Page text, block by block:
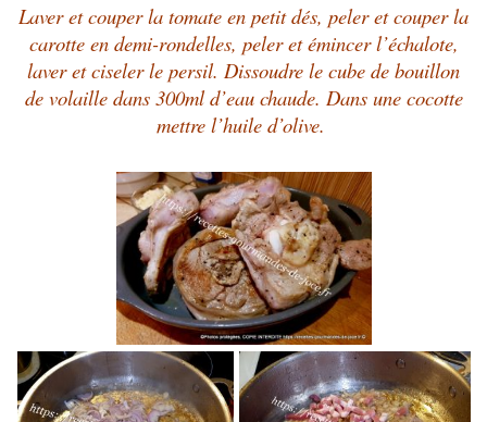
Laver et couper la tomate en petit dés, peler et couper la
carotte en demi-rondelles, peler et émincer l’échalote,
laver et ciseler le persil. Dissoudre le cube de bouillon
de volaille dans 300ml d’eau chaude. Dans une cocotte
mettre l’huile d’olive.